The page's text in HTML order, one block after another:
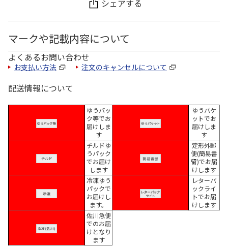
シェアする
マークや記載内容について
よくあるお問い合わせ
お支払い方法 注文のキャンセルについて
配送情報について
ゆうパッ
ク等でお
届けしま
す
ゆうパケ
ットでお
届けしま
す
チルドゆ
うパック
でお届け
します
定形外郵
便(簡易書
留)でお届
けします
冷凍ゆう
パックで
お届けし
ます。
レターパ
ックライ
トでお届
けします
佐川急便
でのお届
けとなり
ます